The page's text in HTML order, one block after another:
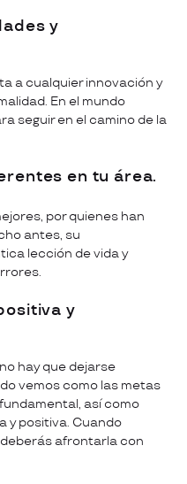
y
a cualquier innovación y
En el mundo
seguir en el camino de la
en tu área.
por quienes han
antes, su
lección de vida y
y
hay que dejarse
vemos como las metas
así como
y positiva. Cuando
afrontarla con